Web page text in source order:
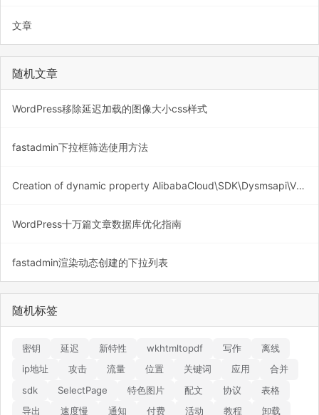
文章
随机文章
WordPress移除延迟加载的图像大小css样式
fastadmin下拉框筛选使用方法
Creation of dynamic property AlibabaCloud\SDK\Dysmsapi\V20170525\Models\SendSmsRequest::$PhoneNumbers is deprecated
WordPress十万篇文章数据库优化指南
fastadmin渲染动态创建的下拉列表
随机标签
密钥 延迟 新特性 wkhtmltopdf 写作
离线
ip地址
攻击 流量 位置 关键词 应用
合并
sdk
SelectPage 特色图片 配文 协议
表格
导出
速度慢 通知 付费 活动 教程 卸载